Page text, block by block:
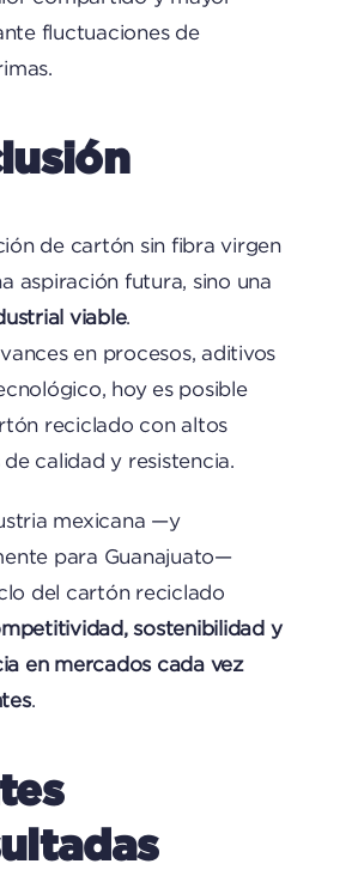
fluctuaciones de
de cartón sin fibra virgen
aspiración futura, sino una
viable.
en procesos, aditivos
hoy es posible
reciclado con altos
de calidad y resistencia.
mexicana —y
para Guanajuato—
del cartón reciclado
sostenibilidad y
en mercados cada vez
.